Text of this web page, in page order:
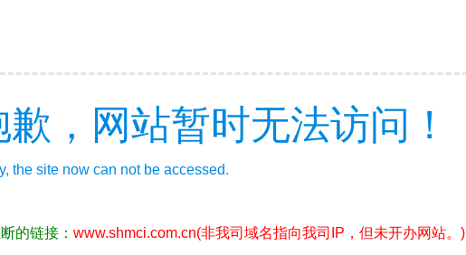
歉，网站暂时无法访问！
the site now can not be accessed.
的链接： www.shmci.com.cn(非我司域名指向我司IP，但未开办网站。)